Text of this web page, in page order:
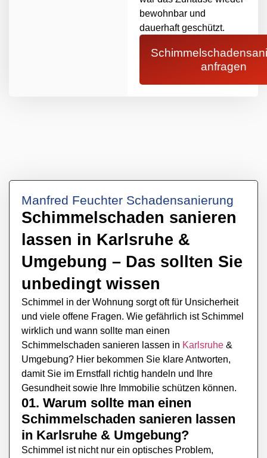
bewohnbar und
dauerhaft geschützt.
anfragen
Manfred Feuchter Schadensanierung
Schimmelschaden sanieren
lassen in Karlsruhe &
Umgebung – Das sollten Sie
unbedingt wissen
Schimmel in der Wohnung sorgt oft für Unsicherheit
und viele offene Fragen. Wie gefährlich ist Schimmel
wirklich und wann sollte man einen
Schimmelschaden sanieren lassen in Karlsruhe &
Umgebung? Hier bekommen Sie klare Antworten,
damit Sie im Ernstfall richtig handeln und Ihre
Gesundheit sowie Ihre Immobilie schützen können.
01. Warum sollte man einen
Schimmelschaden sanieren lassen
in Karlsruhe & Umgebung?
Schimmel ist nicht nur ein optisches Problem,